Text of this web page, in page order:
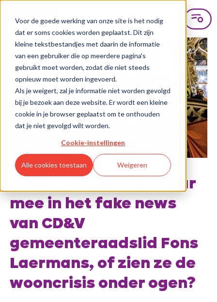
Voor de goede werking van onze site is het nodig
dat er soms cookies worden geplaatst. Dit zijn
kleine tekstbestandjes met daarin de informatie
van een gebruiker die op meerdere pagina's
gebruikt moet worden, zodat die niet steeds
opnieuw moet worden ingevoerd.
Als je weigert, zal je informatie niet worden gevolgd
bij je bezoek aan deze website. Er wordt een kleine
cookie in je browser geplaatst om te onthouden
dat je niet gevolgd wilt worden.
Cookie-instellingen
Alle cookies toestaan Weigeren
Stapt het stadsbestuur
mee in het fake news
van CD&V
gemeenteraadslid Fons
Laermans, of zien ze de
wooncrisis onder ogen?